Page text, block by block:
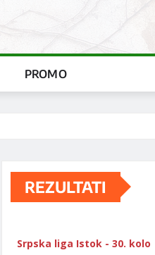
PROMO
REZULTATI